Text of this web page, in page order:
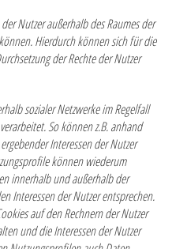
Nutzer außerhalb des Raumes der
Hierdurch können sich für die
der Rechte der Nutzer
sozialer Netzwerke im Regelfall
So können z.B. anhand
Interessen der Nutzer
können wiederum
innerhalb und außerhalb der
Interessen der Nutzer entsprechen.
auf den Rechnern der Nutzer
und die Interessen der Nutzer